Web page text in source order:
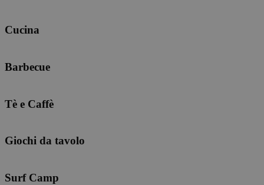
Cucina
Barbecue
Tè e Caffè
Giochi da tavolo
Surf Camp